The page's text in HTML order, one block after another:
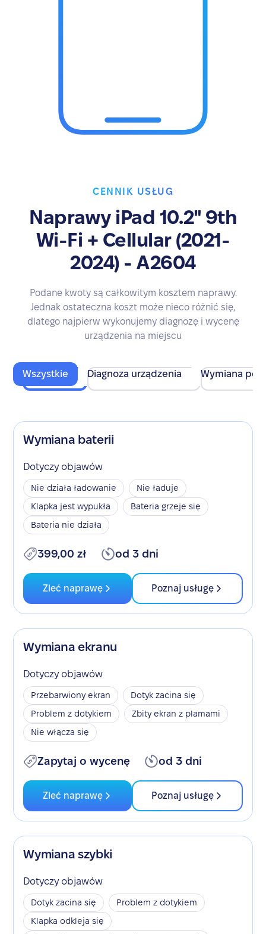
CENNIK USŁUG
Naprawy iPad 10.2" 9th
Wi-Fi + Cellular (2021-
2024) - A2604
Podane kwoty są całkowitym kosztem naprawy.
Jednak ostateczna koszt może nieco różnić się,
dlatego najpierw wykonujemy diagnozę i wycenę
urządzenia na miejscu
Wszystkie Diagnoza urządzenia Wymiana
Wymiana baterii
Dotyczy objawów
Nie działa ładowanie
Nie ładuje
Klapka jest wypukła
Bateria grzeje się
Bateria nie działa
399,00 zł od 3 dni
Zleć naprawę Poznaj usługę
Wymiana ekranu
Dotyczy objawów
Przebarwiony ekran
Dotyk zacina się
Problem z dotykiem
Zbity ekran z plamami
Nie włącza się
Zapytaj o wycenę od 3 dni
Zleć naprawę Poznaj usługę
Wymiana szybki
Dotyczy objawów
Dotyk zacina się
Problem z dotykiem
Klapka odkleja się